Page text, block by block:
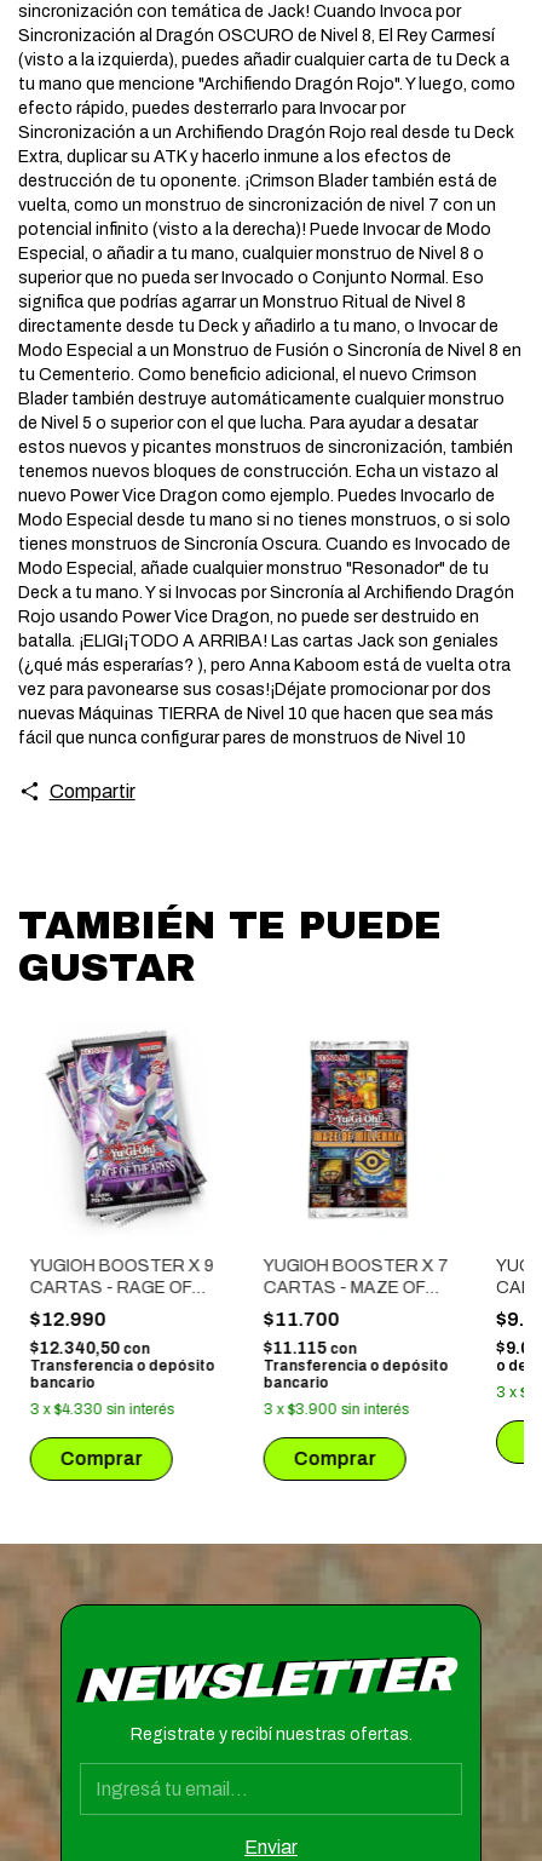
sincronización con temática de Jack! Cuando Invoca por
Sincronización al Dragón OSCURO de Nivel 8, El Rey Carmesí
(visto a la izquierda), puedes añadir cualquier carta de tu Deck a
tu mano que mencione "Archifiendo Dragón Rojo". Y luego, como
efecto rápido, puedes desterrarlo para Invocar por
Sincronización a un Archifiendo Dragón Rojo real desde tu Deck
Extra, duplicar su ATK y hacerlo inmune a los efectos de
destrucción de tu oponente. ¡Crimson Blader también está de
vuelta, como un monstruo de sincronización de nivel 7 con un
potencial infinito (visto a la derecha)! Puede Invocar de Modo
Especial, o añadir a tu mano, cualquier monstruo de Nivel 8 o
superior que no pueda ser Invocado o Conjunto Normal. Eso
significa que podrías agarrar un Monstruo Ritual de Nivel 8
directamente desde tu Deck y añadirlo a tu mano, o Invocar de
Modo Especial a un Monstruo de Fusión o Sincronía de Nivel 8 en
tu Cementerio. Como beneficio adicional, el nuevo Crimson
Blader también destruye automáticamente cualquier monstruo
de Nivel 5 o superior con el que lucha. Para ayudar a desatar
estos nuevos y picantes monstruos de sincronización, también
tenemos nuevos bloques de construcción. Echa un vistazo al
nuevo Power Vice Dragon como ejemplo. Puedes Invocarlo de
Modo Especial desde tu mano si no tienes monstruos, o si solo
tienes monstruos de Sincronía Oscura. Cuando es Invocado de
Modo Especial, añade cualquier monstruo "Resonador" de tu
Deck a tu mano. Y si Invocas por Sincronía al Archifiendo Dragón
Rojo usando Power Vice Dragon, no puede ser destruido en
batalla. ¡ELIGI¡TODO A ARRIBA! Las cartas Jack son geniales
(¿qué más esperarías? ), pero Anna Kaboom está de vuelta otra
vez para pavonearse sus cosas!¡Déjate promocionar por dos
nuevas Máquinas TIERRA de Nivel 10 que hacen que sea más
fácil que nunca configurar pares de monstruos de Nivel 10
Compartir
TAMBIÉN TE PUEDE
GUSTAR
YUGIOH BOOSTER X 9
CARTAS - RAGE OF
THE ABYSS
$12.990
$12.340,50 con
Transferencia o depósito
bancario
3 x$4.330 sin interés
YUGIOH BOOSTER X 7
CARTAS - MAZE OF
MILLENNIA
$11.700
$11.115 con
Transferencia o depósito
bancario
3 x$3.900 sin interés
o
3 x
NEWSLETTER
Registrate y recibí nuestras ofertas.